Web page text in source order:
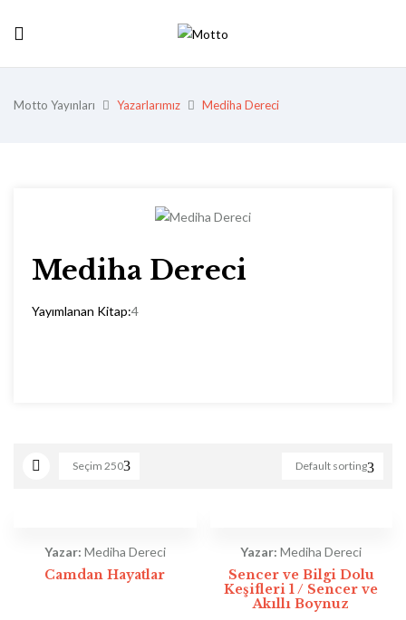
Motto Yayınları Yazarlarımız Mediha Dereci
Mediha Dereci
Yayımlanan Kitap:4
Default sorting
Seçim 250
Yazar: Mediha Dereci
Camdan Hayatlar
Yazar:Mediha Dereci
Sencer ve Bilgi Dolu
Keşifleri 1 / Sencer ve
Akıllı Boynuz